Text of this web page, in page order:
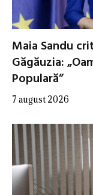
Maia Sandu
Găgăuzia:
Populară”
7 august 2026